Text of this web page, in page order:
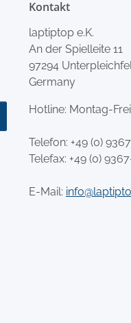
Kontakt
laptiptop e.K.
An der Spielleite 11
97294
Germany
Hotline: Montag-
Telefon: +49 (0)
Telefax: +49 (0)
E-Mail: